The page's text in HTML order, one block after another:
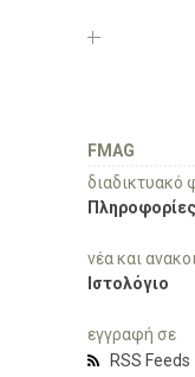
FMAG
Πληροφορίες
νέα και
Ιστολόγιο
εγγραφή σε
RSS Feeds